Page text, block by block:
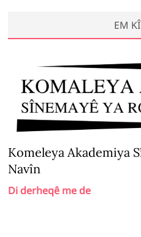
EM
Komeleya Akademiya
Navîn
Di derheqê me de